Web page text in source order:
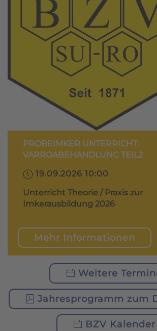
PROBEIMKER UNTERRICHT:
VARROABEHANDLUNG TEIL2
19.09.2026 10:00
Unterricht Theorie / Praxis zur
Imkerausbildung 2026
Mehr Informationen
Weitere
Jahresprogramm zum
BZV Kalender